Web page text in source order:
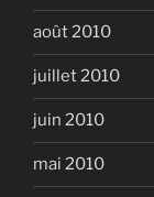
août 2010
juillet 2010
juin 2010
mai 2010